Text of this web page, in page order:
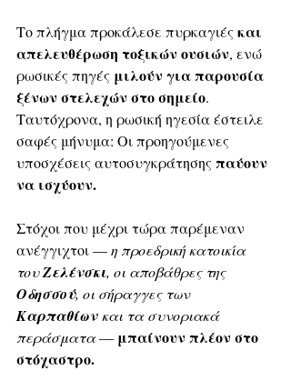
Το πλήγμα προκάλεσε πυρκαγιές και
απελευθέρωση τοξικών ουσιών, ενώ
ρωσικές πηγές μιλούν για παρουσία
ξένων στελεχών στο σημείο.
Ταυτόχρονα, η ρωσική ηγεσία έστειλε
σαφές μήνυμα: Οι προηγούμενες
υποσχέσεις αυτοσυγκράτησης παύουν
να ισχύουν.
Στόχοι που μέχρι τώρα παρέμεναν
ανέγγιχτοι — η προεδρική κατοικία
του Ζελένσκι, οι αποβάθρες της
Οδησσού, οι σήραγγες των
Καρπαθίων και τα συνοριακά
περάσματα — μπαίνουν πλέον στο
στόχαστρο.